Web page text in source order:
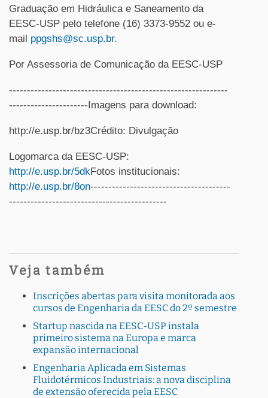
Graduação em Hidráulica e Saneamento da
EESC-USP pelo telefone (16) 3373-9552 ou e-
mail ppgshs@sc.usp.br.
Por Assessoria de Comunicação da EESC-USP
-------------------------------------------------------------
----------------------Imagens para download:
http://e.usp.br/bz3Crédito: Divulgação
Logomarca da EESC-USP:
http://e.usp.br/5dkFotos institucionais:
http://e.usp.br/8on---------------------------------------
--------------------------------------------
Veja também
Inscrições abertas para visita monitorada aos
cursos de Engenharia da EESC do 2º semestre
Startup nascida na EESC-USP instala
primeiro sistema na Europa e marca
expansão internacional
Engenharia Aplicada em Sistemas
Fluidotérmicos Industriais: a nova disciplina
de extensão oferecida pela EESC